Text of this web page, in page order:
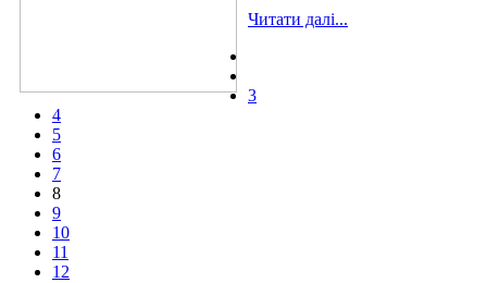
Читати далі...
3
4
5
6
7
8
9
10
11
12